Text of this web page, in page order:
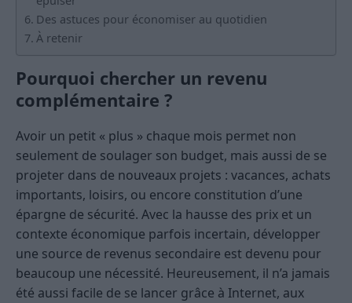
Des astuces pour économiser au quotidien
À retenir
Pourquoi chercher un revenu
complémentaire ?
Avoir un petit « plus » chaque mois permet non
seulement de soulager son budget, mais aussi de se
projeter dans de nouveaux projets : vacances, achats
importants, loisirs, ou encore constitution d’une
épargne de sécurité. Avec la hausse des prix et un
contexte économique parfois incertain, développer
une source de revenus secondaire est devenu pour
beaucoup une nécessité. Heureusement, il n’a jamais
été aussi facile de se lancer grâce à Internet, aux